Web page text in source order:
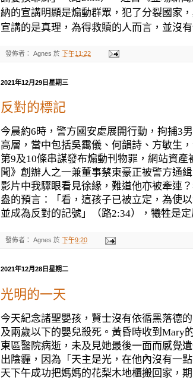
納的宣講明顯是煽動群眾，犯了分裂國家
宣講的是真理，為得救贖的人而言，並沒有
發佈者： Agnes 於 下午11:22
2021年12月29日星期三
反對的標記
今晨約6時，警方國安處展開行動，拘捕3男
高層，當中包括吳靄儀、何韻詩、方敏生
第9及10條串謀發布煽動刊物罪，網站資
聞》創辦人之一兼董事蔡東豪正被警方通
影片中我驟眼看見徐緣，難道他亦被牽連
盎的預言：「看，這孩子已被立定，為使
並成為反對的記號」（路2:34），犧牲是定
發佈者： Agnes 於 下午9:20
2021年12月28日星期二
光明的一天
今天紀念諸聖嬰孩，賢士沒有依循黑落德
及兩歲以下的嬰兒殺死。黃昏時收到 Mary
東區醫院病逝，未及見她最後一面而感覺
出陰霾，因為「天主是光，在他內沒有一
天下午成功把媽媽的花梨木地櫃搬回家，